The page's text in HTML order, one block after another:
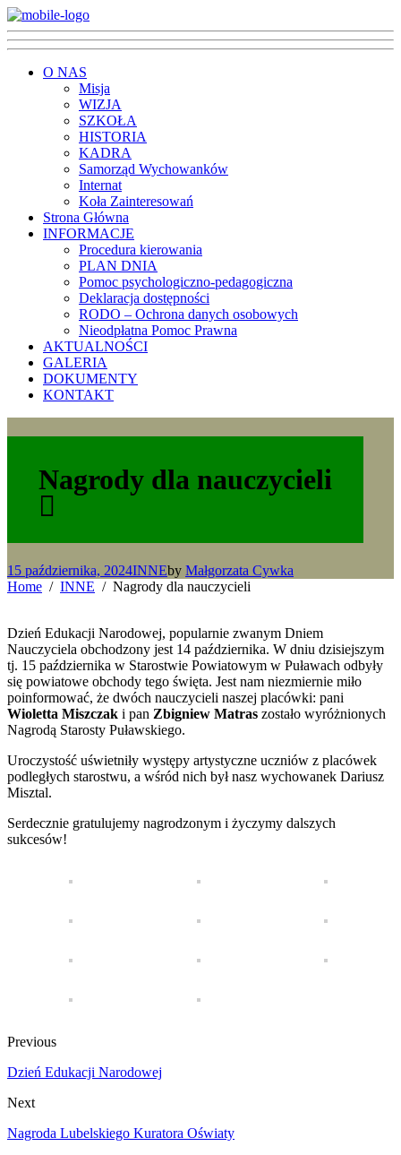
O NAS
Misja
WIZJA
SZKOŁA
HISTORIA
KADRA
Samorząd Wychowanków
Internat
Koła Zainteresowań
Strona Główna
INFORMACJE
Procedura kierowania
PLAN DNIA
Pomoc psychologiczno-pedagogiczna
Deklaracja dostępności
RODO – Ochrona danych osobowych
Nieodpłatna Pomoc Prawna
AKTUALNOŚCI
GALERIA
DOKUMENTY
KONTAKT
Nagrody dla nauczycieli
15 października, 2024INNEby Małgorzata Cywka
Home
INNE Nagrody dla nauczycieli
Dzień Edukacji Narodowej, popularnie zwanym Dniem
Nauczyciela obchodzony jest 14 października. W dniu dzisiejszym
tj. 15 października w Starostwie Powiatowym w Puławach odbyły
się powiatowe obchody tego święta. Jest nam niezmiernie miło
poinformować, że dwóch nauczycieli naszej placówki: pani
Wioletta Miszczak i pan Zbigniew Matras zostało wyróżnionych
Nagrodą Starosty Puławskiego.
Uroczystość uświetniły występy artystyczne uczniów z placówek
podległych starostwu, a wśród nich był nasz wychowanek Dariusz
Misztal.
Serdecznie gratulujemy nagrodzonym i życzymy dalszych
sukcesów!
Previous
Dzień Edukacji Narodowej
Next
Nagroda Lubelskiego Kuratora Oświaty